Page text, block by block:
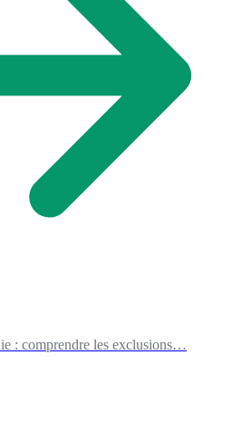
: comprendre les exclusions…